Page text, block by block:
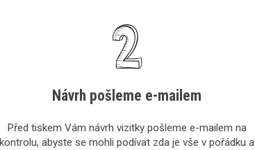
Návrh pošleme e-mailem
Před tiskem Vám návrh vizitky pošleme e-mailem na
kontrolu, abyste se mohli podívat zda je vše v pořádku a